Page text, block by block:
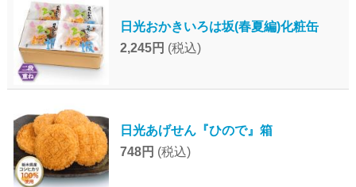
日光おかきいろは坂(春夏編)化粧缶
2,245円 (税込)
日光あげせん『ひので』箱
748円 (税込)